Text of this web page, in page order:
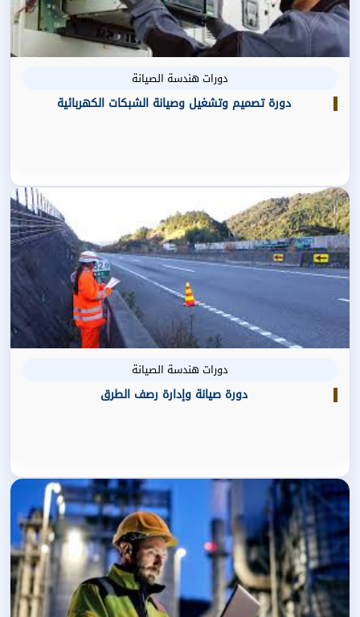
دورات هندسة الصيانة
دورة تصميم وتشغيل وصيانة الشبكات الكهربائية
دورات هندسة الصيانة
دورة صيانة وإدارة رصف الطرق